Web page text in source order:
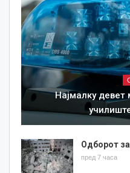
Најмалку девет
Одборот
пред 7 часа